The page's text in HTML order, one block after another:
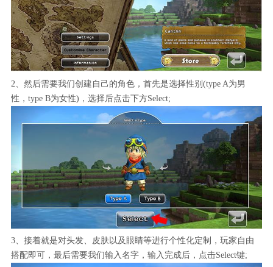
2、然后需要我们创建自己的角色，首先是选择性别(type A为男
性，type B为女性)，选择后点击下方Select;
3、接着就是对头发、皮肤以及眼睛等进行个性化定制，玩家自由
搭配即可，最后需要我们输入名字，输入完成后，点击Select键;